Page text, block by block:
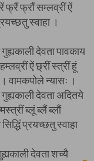
फ्रैं फ्रौं सम्लव्रीं ऐं
स्वाहा ।
देवता पावकाय
ऐं छ्रीं स्त्रीं हूं
वामकपोले न्यासः ।
देवता अदितये
ब्लूं ब्लैं ब्लौं
प्रयच्छतु स्वाहा
देवता शच्यै